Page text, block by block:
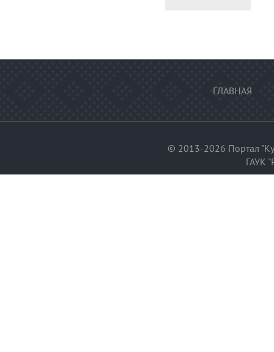
ГЛАВНАЯ
© 2013-2026 Портал
ГАУК